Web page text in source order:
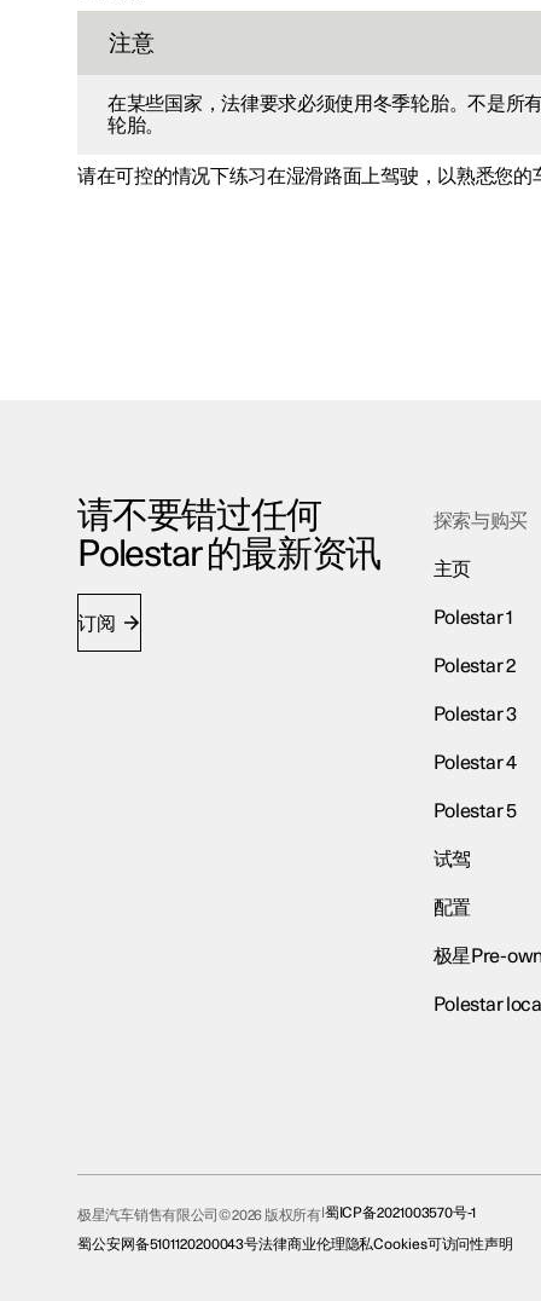
注意
在某些国家，法律要求必须使用冬季轮胎。不是所
轮胎。
请在可控的情况下练习在湿滑路面上驾驶，以熟悉您的
请不要错过任何
Polestar 的最新资讯
订阅
探索与购买
主页
Polestar 1
Polestar 2
Polestar 3
Polestar 4
Polestar 5
试驾
配置
极星Pre-
Polestar
极星汽车销售有限公司© 2026 版权所有 蜀ICP备2021003570号-1
蜀公安网备5101120200043号法律商业伦理隐私Cookies可访问性声明